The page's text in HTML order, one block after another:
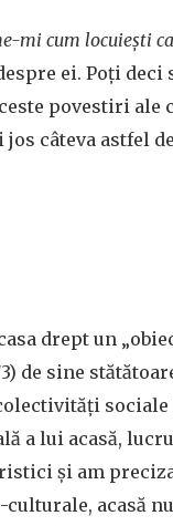
mi cum locuiești
ei. Poți
povestiri ale
jos câteva astfel
drept un
de sine
a lui acasă,
și am
acasă